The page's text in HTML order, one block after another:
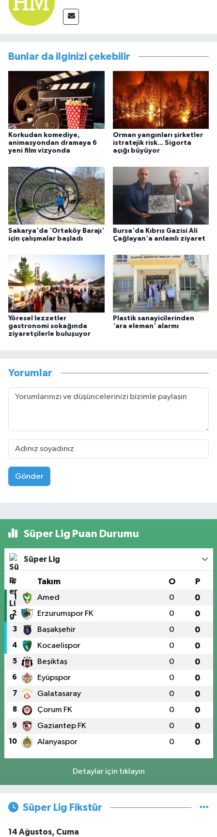
Bunlar da ilginizi çekebilir
Korkudan komediye,
animasyondan dramaya 6
yeni film vizyonda
Orman yangınları şirketler
istratejik risk... Sigorta
açığı büyüyor
Sakarya'da 'Ortaköy Barajı'
için çalışmalar başladı
Bursa'da Kıbrıs Gazisi Ali
Çağlayan'a anlamlı ziyaret
Yöresel lezzetler
gastronomi sokağında
ziyaretçilerle buluşuyor
Plastik sanayicilerinden
'ara eleman' alarmı
Yorumlar
Gönder
Süper Lig Puan Durumu
Süper Lig
# Takım O P
1 Amed 0 0
2 Erzurumspor FK 0 0
3 Başakşehir 0 0
4 Kocaelispor 0 0
5 Beşiktaş 0 0
6 Eyüpspor 0 0
7 Galatasaray 0 0
8 Çorum FK 0 0
9 Gaziantep FK 0 0
10 Alanyaspor 0 0
Detaylar için tıklayın
Süper Lig Fikstür
14 Ağustos, Cuma